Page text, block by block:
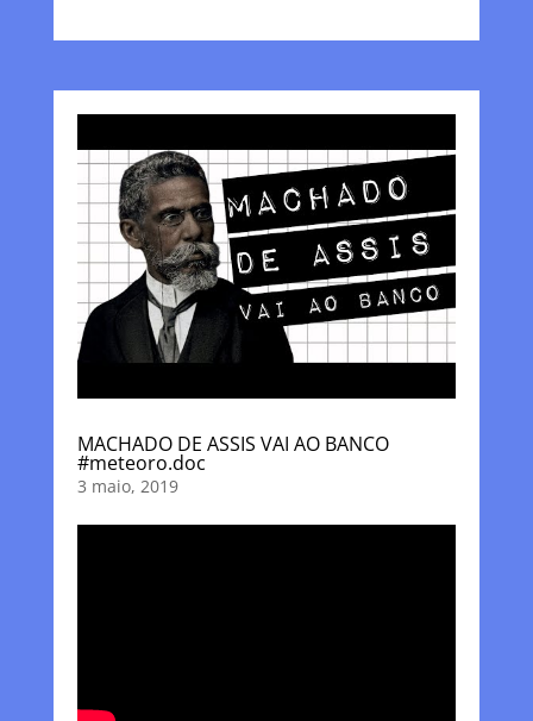
MACHADO DE ASSIS VAI AO BANCO
#meteoro.doc
3 maio, 2019